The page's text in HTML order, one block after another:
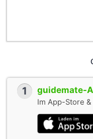
1 guidemate-
Im App-Store